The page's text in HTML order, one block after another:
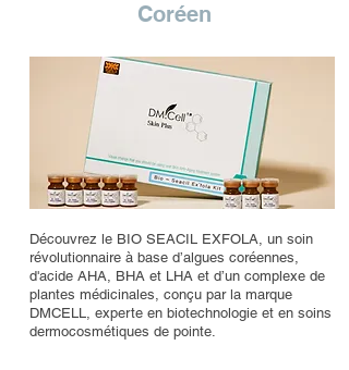
Coréen
Découvrez le BIO SEACIL EXFOLA, un soin
révolutionnaire à base d’algues coréennes,
d'acide AHA, BHA et LHA et d’un complexe de
plantes médicinales, conçu par la marque
DMCELL, experte en biotechnologie et en soins
dermocosmétiques de pointe.